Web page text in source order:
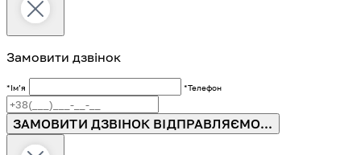
Замовити дзвінок
*Імʼя *Телефон
ЗАМОВИТИ ДЗВІНОК ВІДПРАВЛЯЄМО...